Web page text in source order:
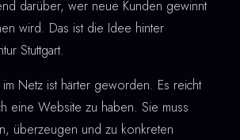
darüber, wer neue Kunden gewinnt
wird. Das ist die Idee hinter
Stuttgart.
Netz ist härter geworden. Es reicht
eine Website zu haben. Sie muss
überzeugen und zu konkreten